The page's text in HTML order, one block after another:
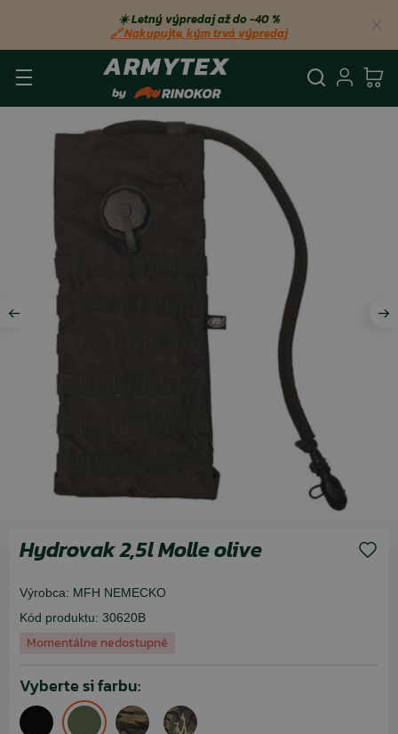
☀️ Letný výpredaj až do −40 %
🔗 Nakupujte, kým trvá výpredaj
Hydrovak 2,5l Molle olive
Výrobca: MFH NEMECKO
Kód produktu: 30620B
Momentálne nedostupné
Vyberte si farbu: